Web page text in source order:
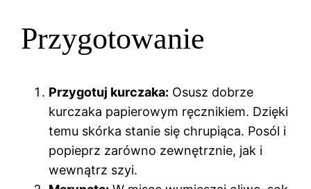
Przygotowanie
Przygotuj kurczaka: Osusz dobrze
kurczaka papierowym ręcznikiem. Dzięki
temu skórka stanie się chrupiąca. Posól i
popieprz zarówno zewnętrznie, jak i
wewnątrz szyi.